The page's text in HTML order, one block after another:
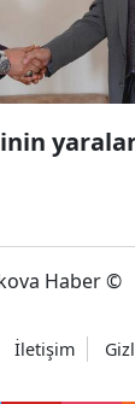
Haber ©
İletişim